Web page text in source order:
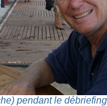
pendant le débriefing